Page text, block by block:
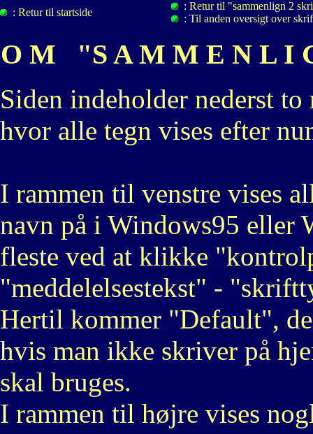
: Retur til startside
: Retur til "sammenlign 2
: Til anden oversigt over
O M "S A M M E N L I
Siden indeholder nederst
hvor alle tegn vises efter
I rammen til venstre vises
navn på i Windows95 eller
fleste ved at klikke
"meddelelsestekst" -
Hertil kommer "Default",
hvis man ikke skriver på
skal bruges.
I rammen til højre vises